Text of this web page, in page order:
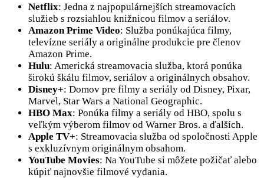
Netflix: Jedna z najpopulárnejších streamovacích
služieb s rozsiahlou knižnicou filmov a seriálov.
Amazon Prime Video: Služba ponúkajúca filmy,
televízne seriály a originálne produkcie pre členov
Amazon Prime.
Hulu: Americká streamovacia služba, ktorá ponúka
širokú škálu filmov, seriálov a originálnych obsahov.
Disney+: Domov pre filmy a seriály od Disney, Pixar,
Marvel, Star Wars a National Geographic.
HBO Max: Ponúka filmy a seriály od HBO, spolu s
veľkým výberom filmov od Warner Bros. a ďalších.
Apple TV+: Streamovacia služba od spoločnosti Apple
s exkluzívnym originálnym obsahom.
YouTube Movies: Na YouTube si môžete požičať alebo
kúpiť najnovšie filmové vydania.